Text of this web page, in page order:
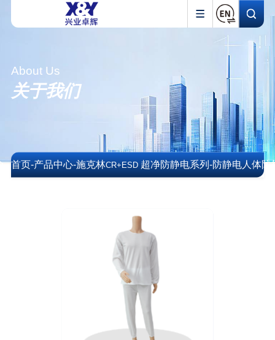
About Us
关于我们
首页-产品中心-施克林CR+ESD超净防静电系列-防静电人体防